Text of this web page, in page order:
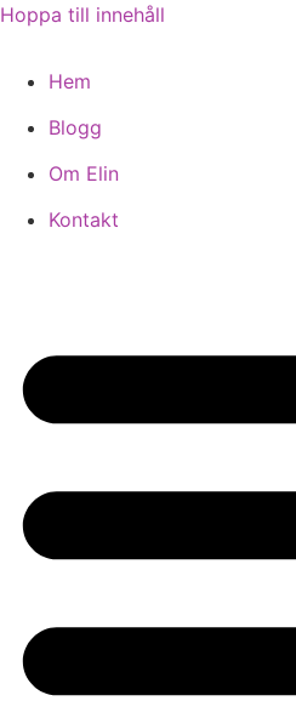
Hoppa till innehåll
Hem
Blogg
Om Elin
Kontakt